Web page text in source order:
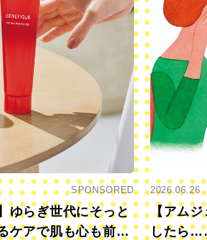
SPONSORED
ゆらぎ世代にそっと
ケアで肌も心も前向
2026.06.26
【アムジ
したら